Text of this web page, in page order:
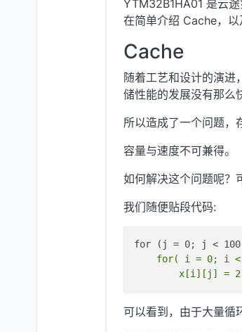
YTM32B1HA01 是云
在简单介绍 Cache，以
Cache
随着工艺和设计的演进
储性能的发展没有那么
所以造成了一个问题，
容量与速度不可兼得。
如何解决这个问题呢？
我们随便贴段代码:
for( i = 0; i
可以看到，由于大量循